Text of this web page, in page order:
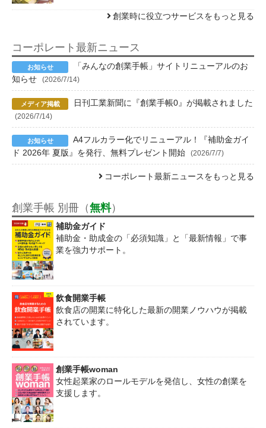
創業時に役立つサービスをもっと見る
コーポレート最新ニュース
「みんなの創業手帳」サイトリニューアルのお
知らせ
(2026/7/14)
日刊工業新聞に『創業手帳0』が掲載されました
(2026/7/14)
A4フルカラー化でリニューアル！『補助金ガイ
ド 2026年 夏版』を発行、無料プレゼント開始
(2026/7/7)
コーポレート最新ニュースをもっと見る
創業手帳 別冊（無料）
補助金ガイド
補助金・助成金の「必須知識」と「最新情報」で事
業を強力サポート。
飲食開業手帳
飲食店の開業に特化した最新の開業ノウハウが掲載
されています。
創業手帳woman
女性起業家のロールモデルを発信し、女性の創業を
支援します。